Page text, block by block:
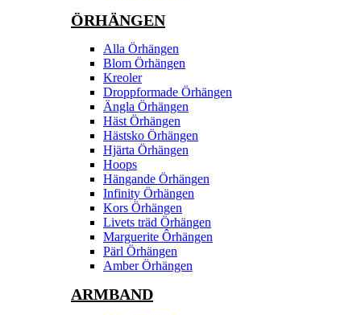
ÖRHÄNGEN
Alla Örhängen
Blom Örhängen
Kreoler
Droppformade Örhängen
Ängla Örhängen
Häst Örhängen
Hästsko Örhängen
Hjärta Örhängen
Hoops
Hängande Örhängen
Infinity Örhängen
Kors Örhängen
Livets träd Örhängen
Marguerite Ôrhängen
Pärl Örhängen
Amber Örhängen
ARMBAND